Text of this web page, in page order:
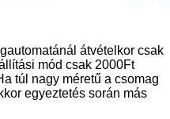
átvételkor csak
mód csak 2000Ft
túl nagy méretű a csomag
egyeztetés során más